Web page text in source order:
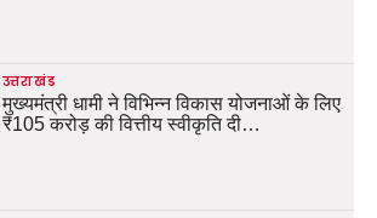
उत्तराखंड
मुख्यमंत्री धामी ने विभिन्न विकास योजनाओं के लिए
₹105 करोड़ की वित्तीय स्वीकृति दी…